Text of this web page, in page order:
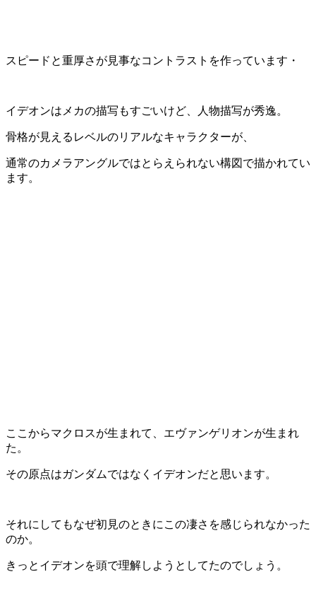
スピードと重厚さが見事なコントラストを作っています・
イデオンはメカの描写もすごいけど、人物描写が秀逸。
骨格が見えるレベルのリアルなキャラクターが、
通常のカメラアングルではとらえられない構図で描かれてい
ます。
ここからマクロスが生まれて、エヴァンゲリオンが生まれ
た。
その原点はガンダムではなくイデオンだと思います。
それにしてもなぜ初見のときにこの凄さを感じられなかった
のか。
きっとイデオンを頭で理解しようとしてたのでしょう。